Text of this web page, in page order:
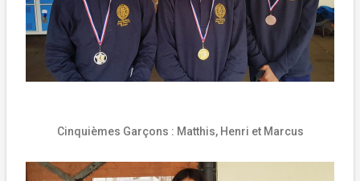
Cinquièmes Garçons : Matthis, Henri et Marcus